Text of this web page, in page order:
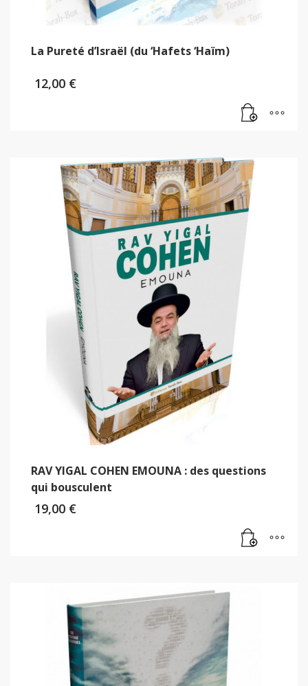
La Pureté d’Israël (du ‘Hafets ‘Haïm)
12,00 €
RAV YIGAL COHEN EMOUNA : des questions
qui bousculent
19,00 €